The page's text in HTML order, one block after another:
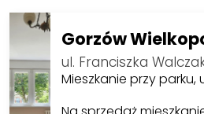
Gorzów
ul. Franciszka
Mieszkanie przy parku,